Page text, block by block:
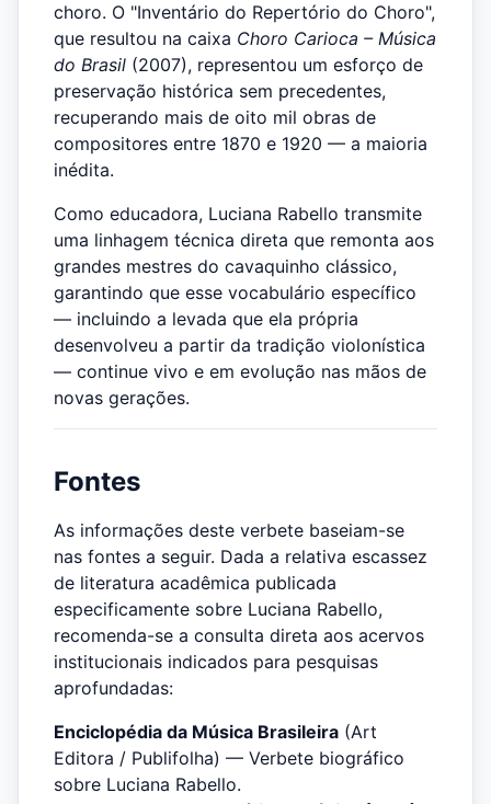
choro. O "Inventário do Repertório do Choro",
que resultou na caixa Choro Carioca – Música
do Brasil (2007), representou um esforço de
preservação histórica sem precedentes,
recuperando mais de oito mil obras de
compositores entre 1870 e 1920 — a maioria
inédita.
Como educadora, Luciana Rabello transmite
uma linhagem técnica direta que remonta aos
grandes mestres do cavaquinho clássico,
garantindo que esse vocabulário específico
— incluindo a levada que ela própria
desenvolveu a partir da tradição violonística
— continue vivo e em evolução nas mãos de
novas gerações.
Fontes
As informações deste verbete baseiam-se
nas fontes a seguir. Dada a relativa escassez
de literatura acadêmica publicada
especificamente sobre Luciana Rabello,
recomenda-se a consulta direta aos acervos
institucionais indicados para pesquisas
aprofundadas:
Enciclopédia da Música Brasileira (Art
Editora / Publifolha) — Verbete biográfico
sobre Luciana Rabello.